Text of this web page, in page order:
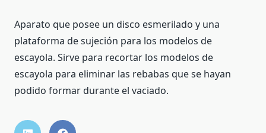
Aparato que posee un disco esmerilado y una
plataforma de sujeción para los modelos de
escayola. Sirve para recortar los modelos de
escayola para eliminar las rebabas que se hayan
podido formar durante el vaciado.